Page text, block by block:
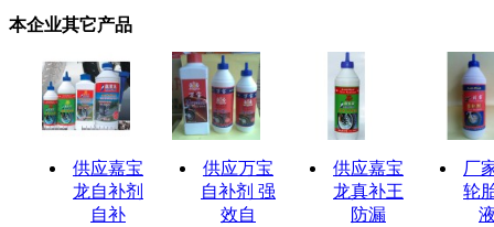
本企业其它产品
供应嘉宝
龙自补剂
自补
供应万宝
自补剂 强
效自
供应嘉宝
龙真补王
防漏
厂
轮